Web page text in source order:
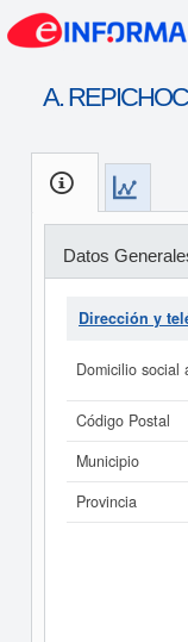
A.
Datos
Dirección y
Domicilio social
Código Postal
Municipio
Provincia